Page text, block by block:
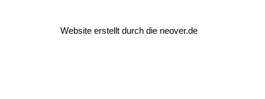
Website erstellt durch die neover.de